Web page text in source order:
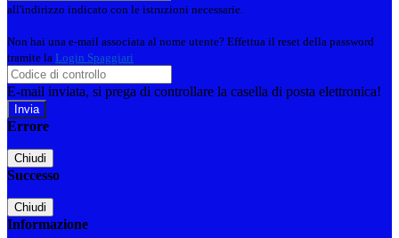
all'indirizzo indicato con le istruzioni necessarie.
Non hai una e-mail associata al nome utente? Effettua il reset della password
tramite la Login Spaggiari
E-mail inviata, si prega di controllare la casella di posta elettronica!
Errore
Chiudi
Successo
Chiudi
Informazione